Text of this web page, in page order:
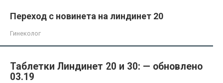
Переход с новинета на линдинет 20
Гинеколог
Таблетки Линдинет 20 и 30: — обновлено
03.19